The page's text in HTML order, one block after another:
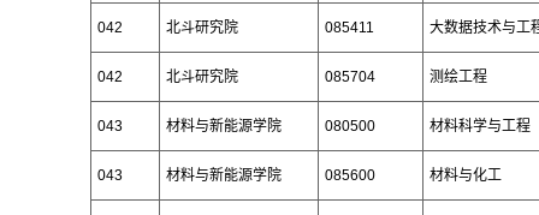
042 北斗研究院 085411 大数据技术与工
042 北斗研究院 085704 测绘工程
043 材料与新能源学院 080500 材料科学与工程
043 材料与新能源学院 085600 材料与化工